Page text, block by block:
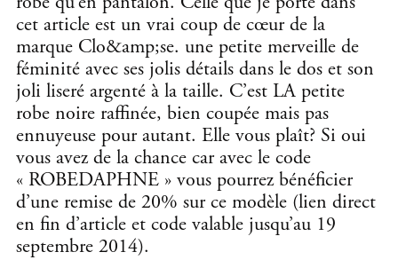
cet article est un vrai coup de cœur de la
marque Clo&amp;se. une petite merveille de
féminité avec ses jolis détails dans le dos et son
joli liseré argenté à la taille. C’est LA petite
robe noire raffinée, bien coupée mais pas
ennuyeuse pour autant. Elle vous plaît? Si oui
vous avez de la chance car avec le code
« ROBEDAPHNE » vous pourrez bénéficier
d’une remise de 20% sur ce modèle (lien direct
en fin d’article et code valable jusqu’au 19
septembre 2014).